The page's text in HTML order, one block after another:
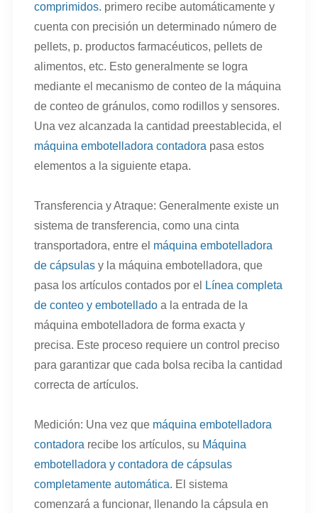
comprimidos. primero recibe automáticamente y
cuenta con precisión un determinado número de
pellets, p. productos farmacéuticos, pellets de
alimentos, etc. Esto generalmente se logra
mediante el mecanismo de conteo de la máquina
de conteo de gránulos, como rodillos y sensores.
Una vez alcanzada la cantidad preestablecida, el
máquina embotelladora contadora pasa estos
elementos a la siguiente etapa.
Transferencia y Atraque: Generalmente existe un
sistema de transferencia, como una cinta
transportadora, entre el máquina embotelladora
de cápsulasy la máquina embotelladora, que
pasa los artículos contados por el
Línea completa
de conteo y embotelladoa la entrada de la
máquina embotelladora de forma exacta y
precisa. Este proceso requiere un control preciso
para garantizar que cada bolsa reciba la cantidad
correcta de artículos.
Medición: Una vez que máquina embotelladora
contadora recibe los artículos, su Máquina
embotelladora y contadora de cápsulas
completamente automática. El sistema
comenzará a funcionar, llenando la cápsula en